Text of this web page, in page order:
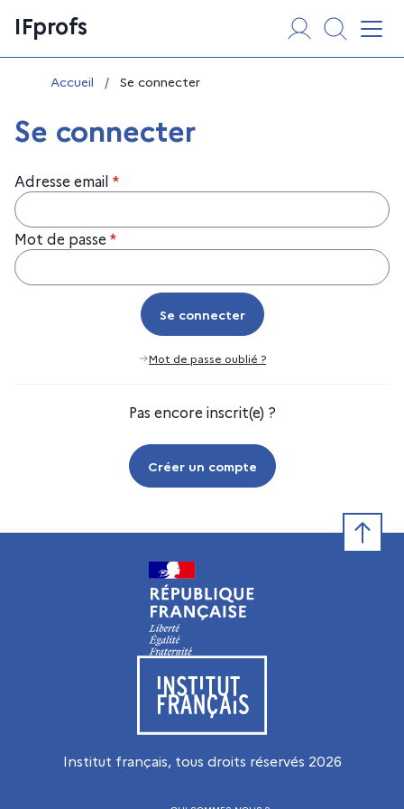
au
contenu
IFprofs
Vous êtes ici :
Accueil / Se connecter
Se connecter
Adresse email *
Mot de passe *
Se connecter
Se connecter
Mot de passe oublié ?
Pas encore inscrit(e) ?
Créer un compte
Visiter le site de l’Institut français
Institut français, tous droits réservés 2026